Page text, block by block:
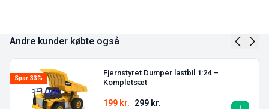
Andre kunder købte også
Spar 33%
Fjernstyret Dumper lastbil 1:24 –
Kompletsæt
299kr.
199 kr.